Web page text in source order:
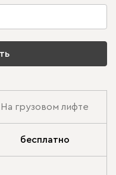
На грузовом лифте
бесплатно